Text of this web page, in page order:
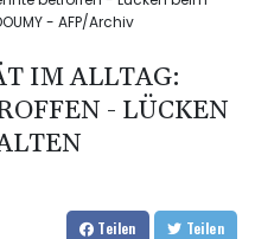
- AFP/Archiv
IM ALLTAG:
- LÜCKEN
Teilen Teilen